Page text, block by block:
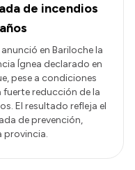
de incendios
en Bariloche la
Ígnea declarado en
pese a condiciones
reducción de la
El resultado refleja el
de prevención,
provincia.